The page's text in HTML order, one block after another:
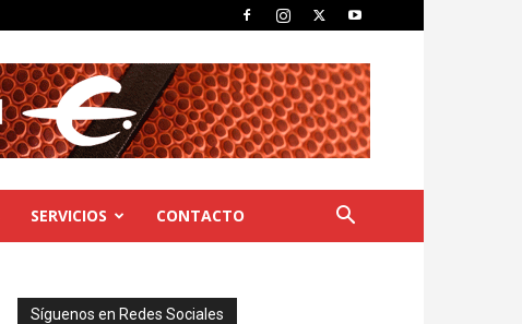
SERVICIOS CONTACTO
Síguenos en Redes Sociales